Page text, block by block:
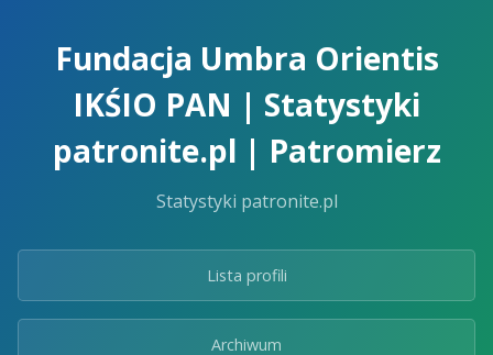
Fundacja Umbra Orientis
IKŚIO PAN | Statystyki
patronite.pl | Patromierz
Statystyki patronite.pl
Lista profili
Archiwum